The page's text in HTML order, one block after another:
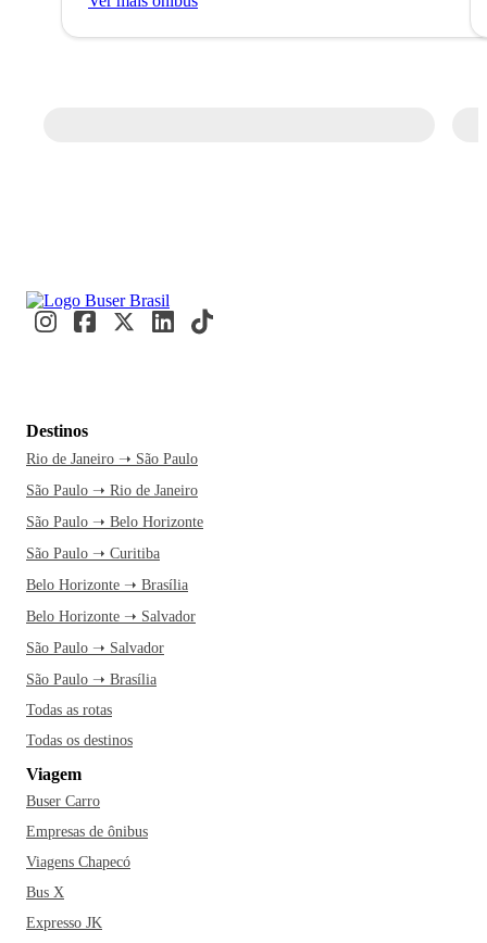
Destinos
Rio de Janeiro ➝ São Paulo
São Paulo ➝ Rio de Janeiro
São Paulo ➝ Belo Horizonte
São Paulo ➝ Curitiba
Belo Horizonte ➝ Brasília
Belo Horizonte ➝ Salvador
São Paulo ➝ Salvador
São Paulo ➝ Brasília
Todas as rotas
Todas os destinos
Viagem
Buser Carro
Empresas de ônibus
Viagens Chapecó
Bus X
Expresso JK